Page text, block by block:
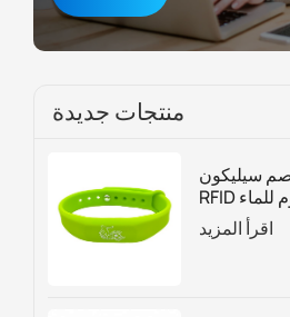
منتجات جديدة
سيليكون
RFID مقاوم للماء
في الوصول
وإدارة العضوية
اقرأ المزيد